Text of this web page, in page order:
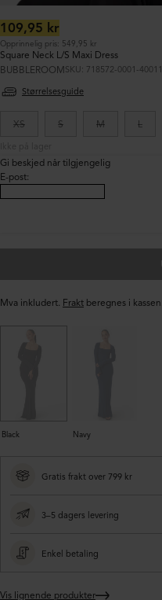
Ordinær
pris:
109,95 kr
Opprinnelig pris: 549,95 kr
Square Neck L/S Maxi Dress
BUBBLEROOMSKU: 718572-0001-40011
Størrelsesguide
XS S M L
Gi beskjed når tilgjengelig
E-post:
Mva inkludert. Frakt beregnes i kassen.
Black Navy
Gratis frakt over 799 kr
3–5 dagers levering
Enkel betaling
Vis lignende produkter